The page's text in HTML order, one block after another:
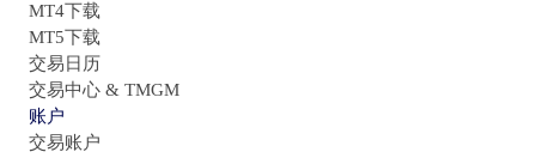
MT4下载
MT5下载
交易日历
交易中心 & TMGM
账户
交易账户